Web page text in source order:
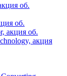
об.
об.
акция об.
акция